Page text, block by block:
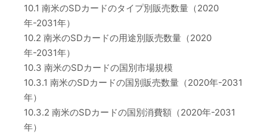
10.1 南米のSDカードのタイプ別販売数量（2020
年-2031年）
10.2 南米のSDカードの用途別販売数量（2020
年-2031年）
10.3 南米のSDカードの国別市場規模
10.3.1 南米のSDカードの国別販売数量（2020年-2031
年）
10.3.2 南米のSDカードの国別消費額（2020年-2031
年）